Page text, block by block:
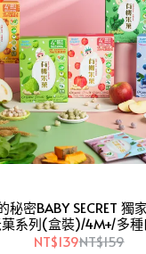
密BABY SECRET 獨家心型有
系列(盒裝)/4M+/多種
選【愛吾兒】
NT$139NT$159